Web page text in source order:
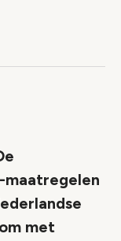
maatregelen
met